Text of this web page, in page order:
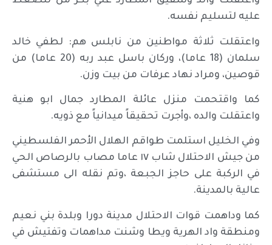
عليه لتسليم نفسه.
واعتقلت ثلاثة مواطنين من نابلس هم: لطفي خالد
سلمان (18 عاما)، وركان باسل عبد ربه (20 عاما) من
قوصين، ومراد نهاد عرفات من بيت وزن.
كما واقتحمت منزل عائلة المطارد جمال ابو هنية
واعتقلت والده ،وأجرت تحقيقاً ميدانياً مع ذويه.
وفي الخليل استلمت طواقم الهلال الأحمر الفلسطيني
من جيش الاحتلال شاب ١٧ عاما مصاب بالرصاص الحي
في الركبة على حاجز الجبعة ،وتم نقله الى مستشفى
عالية بالمدينة.
كما وداهمت قوات الاحتلال مدينة دورا وبلدة بني نعيم
ومنطقة واد الهرية ويطا وشنت مداهمات وتفتيش في